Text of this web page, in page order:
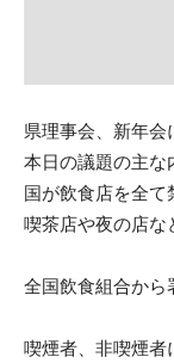
県理事会、新年会
本日の議題の主な
国が飲食店を全て
喫茶店や夜の店な
全国飲食組合から
喫煙者、非喫煙者